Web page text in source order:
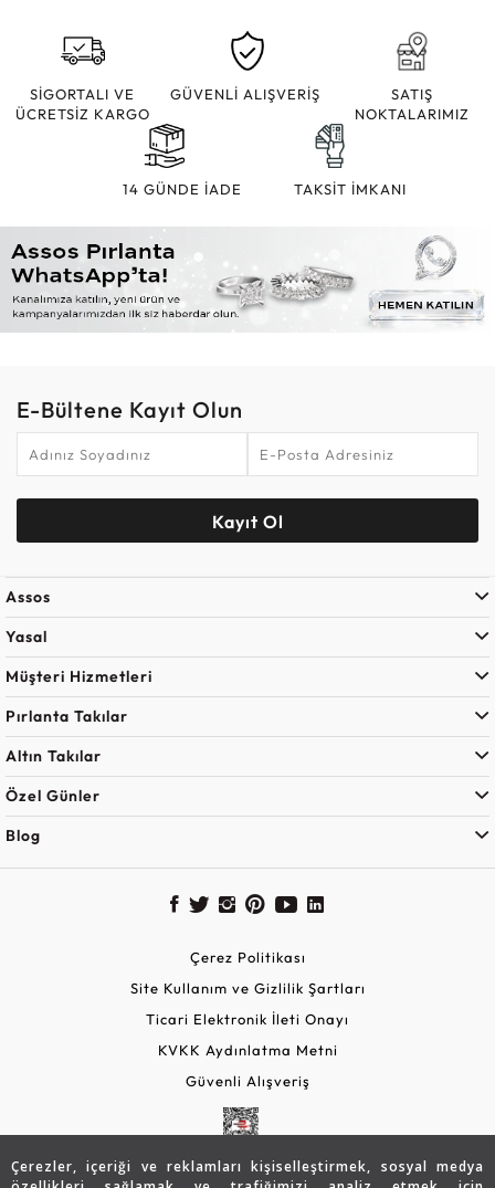
Çerezler, içeriği ve reklamları kişiselleştirmek, sosyal medya
SİGORTALI VE
ÜCRETSİZ KARGO
GÜVENLİ ALIŞVERİŞ
SATIŞ
NOKTALARIMIZ
14 GÜNDE İADE TAKSİT İMKANI
E-Bültene Kayıt Olun
Kayıt Ol
Assos
Yasal
Müşteri Hizmetleri
Pırlanta Takılar
Altın Takılar
Özel Günler
Blog
Çerez Politikası
Site Kullanım ve Gizlilik Şartları
Ticari Elektronik İleti Onayı
KVKK Aydınlatma Metni
Güvenli Alışveriş